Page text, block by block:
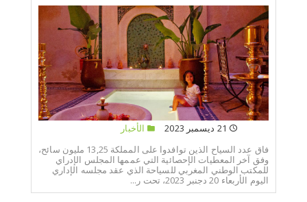
الأخبار
فاق عدد السياح الذين توافدوا على المملكة 13,25 مليون سائح،
وفق آخر المعطيات الإحصائية التي عممها المجلس الإدراي
للمكتب الوطني المغربي للسياحة الذي عقد مجلسه الإداري
اليوم الأربعاء 20 دجنبر 2023، تحت ر...